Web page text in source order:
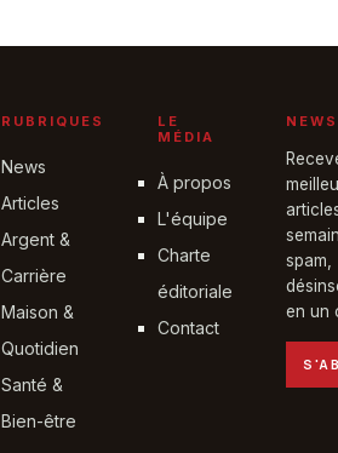
RUBRIQUES
News
Articles
Argent &
Carrière
Maison &
Quotidien
Santé &
Bien-être
LE
MÉDIA
À propos
L'équipe
Charte
éditoriale
Contact
spam,
en un